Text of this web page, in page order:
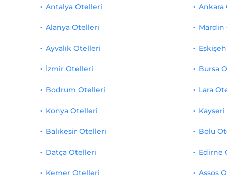
Antalya Otelleri
Alanya Otelleri
Ayvalık Otelleri
İzmir Otelleri
Ankara
Mardin
Bursa
Bodrum Otelleri
Konya Otelleri
Balıkesir Otelleri
Datça Otelleri
Kemer Otelleri
Lara
Bolu
Edirne
Assos